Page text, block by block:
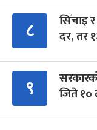
८
सिँचाइ
दर, तर
९
जिते